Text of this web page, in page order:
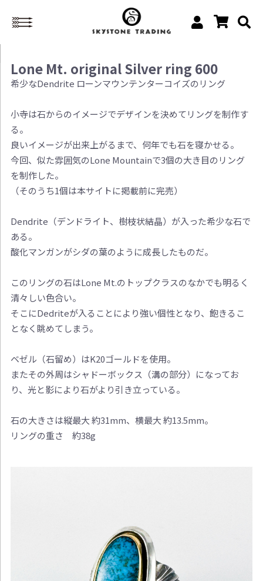
Lone Mt. original Silver ring 600
希少なDendrite ローンマウンテンターコイズのリング
小寺は石からのイメージでデザインを決めてリングを制作す
る。
良いイメージが出来上がるまで、何年でも石を寝かせる。
今回、似た雰囲気のLone Mountainで3個の大き目のリング
を制作した。
（そのうち1個は本サイトに掲載前に完売）
Dendrite（デンドライト、樹枝状結晶）が入った希少な石で
ある。
酸化マンガンがシダの葉のように成長したものだ。
このリングの石はLone Mt.のトップクラスのなかでも明るく
清々しい色合い。
そこにDedriteが入ることにより強い個性となり、飽きるこ
となく眺めてしまう。
ベゼル（石留め）はK20ゴールドを使用。
またその外周はシャドーボックス（溝の部分）になってお
り、光と影により石がより引き立っている。
石の大きさは縦最大 約31mm、横最大 約13.5mm。
リングの重さ 約38g